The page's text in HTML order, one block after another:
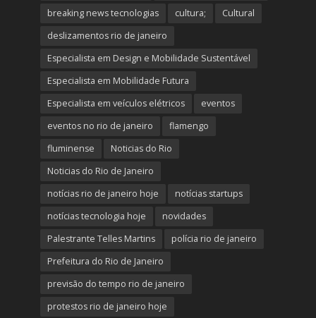
breaking news tecnologias
cultura;
Cultural
deslizamentos rio de janeiro
Especialista em Design e Mobilidade Sustentável
Especialista em Mobilidade Futura
Especialista em veículos elétricos
eventos
eventos no rio de janeiro
flamengo
fluminense
Noticias do Rio
Noticias do Rio de Janeiro
notícias rio de janeiro hoje
notícias startups
notícias tecnologia hoje
novidades
Palestrante Telles Martins
polícia rio de janeiro
Prefeitura do Rio de Janeiro
previsão do tempo rio de janeiro
protestos rio de janeiro hoje